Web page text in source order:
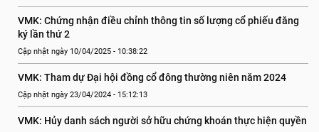
VMK: Chứng nhận điều chỉnh thông tin số lượng cổ phiếu đăng
ký lần thứ 2
Cập nhật ngày 10/04/2025 - 10:38:22
VMK: Tham dự Đại hội đồng cổ đông thường niên năm 2024
Cập nhật ngày 23/04/2024 - 15:12:13
VMK: Hủy danh sách người sở hữu chứng khoán thực hiện quyền